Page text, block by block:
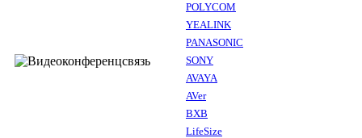
POLYCOM
YEALINK
PANASONIC
SONY
AVAYA
AVer
BXB
LifeSize